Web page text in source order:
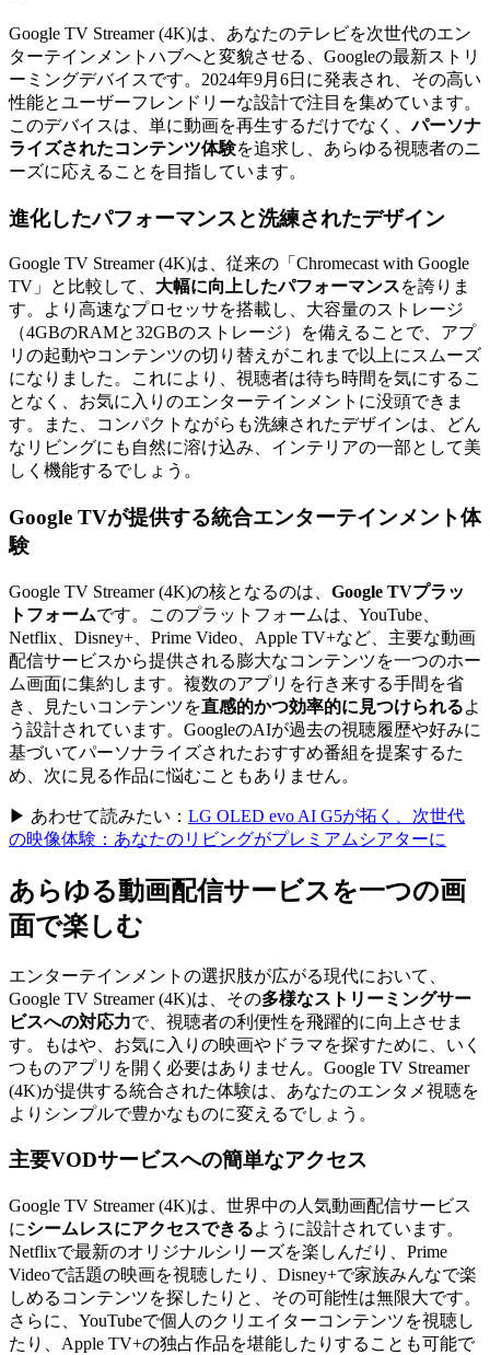
Google TV Streamer (4K)は、あなたのテレビを次世代のエン
ターテインメントハブへと変貌させる、Googleの最新ストリ
ーミングデバイスです。2024年9月6日に発表され、その高い
性能とユーザーフレンドリーな設計で注目を集めています。
このデバイスは、単に動画を再生するだけでなく、パーソナ
ライズされたコンテンツ体験を追求し、あらゆる視聴者のニ
ーズに応えることを目指しています。
進化したパフォーマンスと洗練されたデザイン
Google TV Streamer (4K)は、従来の「Chromecast with Google
TV」と比較して、 大幅に向上したパフォーマンスを誇りま
す。より高速なプロセッサを搭載し、大容量のストレージ
（4GBのRAMと32GBのストレージ）を備えることで、アプ
リの起動やコンテンツの切り替えがこれまで以上にスムーズ
になりました。これにより、視聴者は待ち時間を気にするこ
となく、お気に入りのエンターテインメントに没頭できま
す。また、コンパクトながらも洗練されたデザインは、どん
なリビングにも自然に溶け込み、インテリアの一部として美
しく機能するでしょう。
Google TVが提供する統合エンターテインメント体
験
Google TV Streamer (4K)の核となるのは、 Google TVプラッ
トフォームです。このプラットフォームは、YouTube、
Netflix、Disney+、Prime Video、Apple TV+など、主要な動画
配信サービスから提供される膨大なコンテンツを一つのホー
ム画面に集約します。複数のアプリを行き来する手間を省
き、見たいコンテンツを直感的かつ効率的に見つけられるよ
う設計されています。GoogleのAIが過去の視聴履歴や好みに
基づいてパーソナライズされたおすすめ番組を提案するた
め、次に見る作品に悩むこともありません。
▶ あわせて読みたい： LG OLED evo AI G5が拓く、次世代
の映像体験：あなたのリビングがプレミアムシアターに
あらゆる動画配信サービスを一つの画
面で楽しむ
エンターテインメントの選択肢が広がる現代において、
Google TV Streamer (4K)は、その多様なストリーミングサー
ビスへの対応力で、視聴者の利便性を飛躍的に向上させま
す。もはや、お気に入りの映画やドラマを探すために、いく
つものアプリを開く必要はありません。Google TV Streamer
(4K)が提供する統合された体験は、あなたのエンタメ視聴を
よりシンプルで豊かなものに変えるでしょう。
主要VODサービスへの簡単なアクセス
Google TV Streamer (4K)は、世界中の人気動画配信サービス
にシームレスにアクセスできるように設計されています。
Netflixで最新のオリジナルシリーズを楽しんだり、Prime
Videoで話題の映画を視聴したり、Disney+で家族みんなで楽
しめるコンテンツを探したりと、その可能性は無限大です。
さらに、YouTubeで個人のクリエイターコンテンツを視聴し
たり、Apple TV+の独占作品を堪能したりすることも可能で